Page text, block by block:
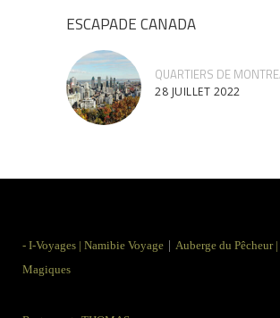
ESCAPADE CANADA
QUARTIERS DE
28 JUILLET 2022
- I-Voyages | Namibie Voyage | Auberge du Pêcheur |
Magiques